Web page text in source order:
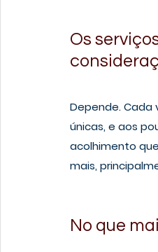
Os
Depende. Cada
únicas, e aos
acolhimento
mais,
No que